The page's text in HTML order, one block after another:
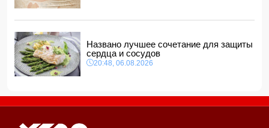
Названо лучшее сочетание для защиты
сердца и сосудов
20:48, 06.08.2026